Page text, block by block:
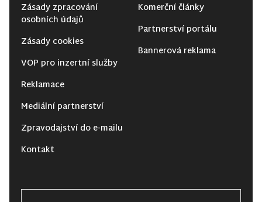
Zásady zpracování
osobních údajů
Zásady cookies
VOP pro inzertní služby
Reklamace
Mediální partnerství
Zpravodajství do e-mailu
Kontakt
Komerční články
Partnerství portálu
Bannerová reklama